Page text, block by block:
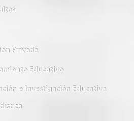
Privada
Educativo
e Investigación Educativa